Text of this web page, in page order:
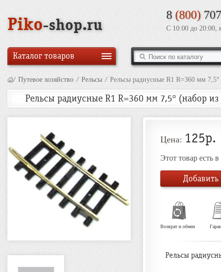
Piko-shop.ru
8 (800)
С 10:00 до 20:00,
Каталог товаров
/ Путевое хозяйство / Рельсы / Рельсы радиусные R1 R=360 мм
Рельсы радиусные R1 R=360 мм 7,5° (набор
Цена: 125р.
Этот товар есть
Добавить
Возврат и обмен
Рельсы